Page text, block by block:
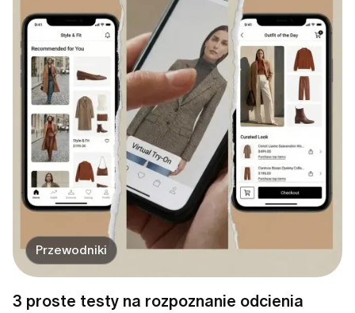
Przewodniki
3 proste testy na rozpoznanie odcienia